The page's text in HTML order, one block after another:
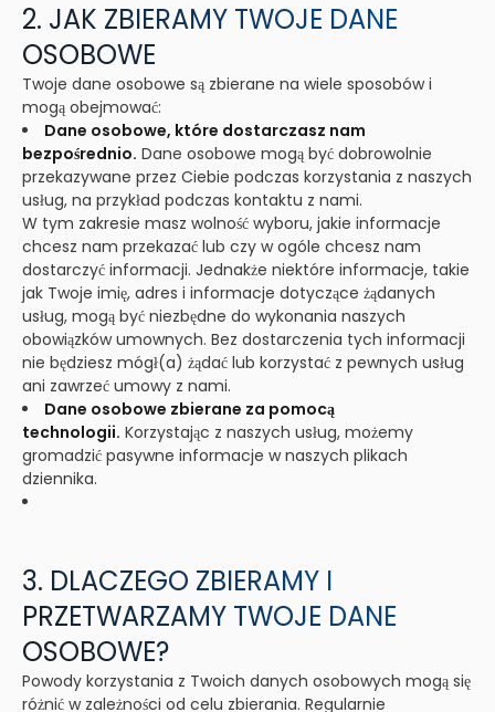
2. JAK ZBIERAMY TWOJE DANE
OSOBOWE
Twoje dane osobowe są zbierane na wiele sposobów i
mogą obejmować:
Dane osobowe, które dostarczasz nam
bezpośrednio. Dane osobowe mogą być dobrowolnie
przekazywane przez Ciebie podczas korzystania z naszych
usług, na przykład podczas kontaktu z nami.
W tym zakresie masz wolność wyboru, jakie informacje
chcesz nam przekazać lub czy w ogóle chcesz nam
dostarczyć informacji. Jednakże niektóre informacje, takie
jak Twoje imię, adres i informacje dotyczące żądanych
usług, mogą być niezbędne do wykonania naszych
obowiązków umownych. Bez dostarczenia tych informacji
nie będziesz mógł(a) żądać lub korzystać z pewnych usług
ani zawrzeć umowy z nami.
Dane osobowe zbierane za pomocą
technologii. Korzystając z naszych usług, możemy
gromadzić pasywne informacje w naszych plikach
dziennika.
3. DLACZEGO ZBIERAMY I
PRZETWARZAMY TWOJE DANE
OSOBOWE?
Powody korzystania z Twoich danych osobowych mogą się
różnić w zależności od celu zbierania. Regularnie